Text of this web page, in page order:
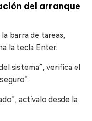
del arranque
barra de tareas,
la tecla Enter.
sistema”, verifica el
actívalo desde la